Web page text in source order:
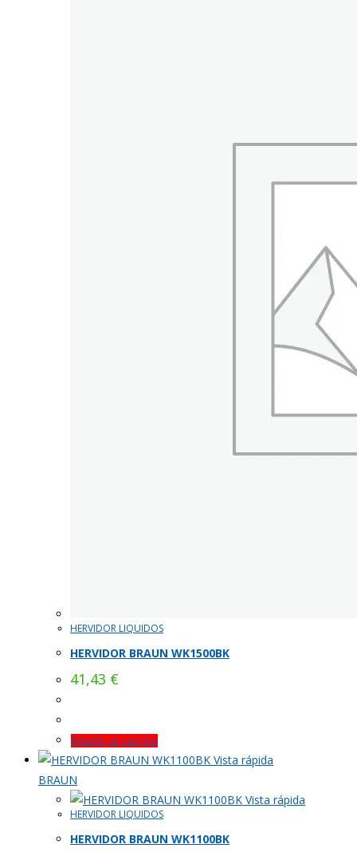
HERVIDOR LIQUIDOS
HERVIDOR BRAUN WK1500BK
41,43 €
Añadir al carrito
Vista rápida
BRAUN
Vista rápida
HERVIDOR LIQUIDOS
HERVIDOR BRAUN WK1100BK